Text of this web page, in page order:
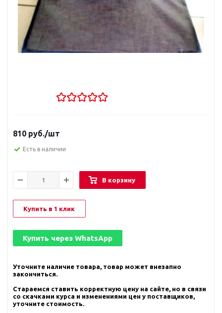
810 руб./шт
Есть в наличии
В корзину
Купить в 1 клик
Купить через WhatsApp
Уточните наличие товара, товар может внезапно
закончиться.
Стараемся ставить корректную цену на сайте, но в связи
со скачками курса и изменениями цен у поставщиков,
уточните стоимость.